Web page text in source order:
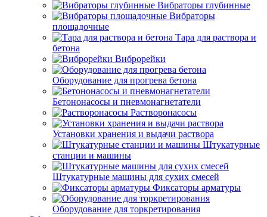
Вибраторы глубинные
Вибраторы
площадочные
Тара для раствора и
бетона
Виброрейки
Оборудование для прогрева бетона
Бетононасосы и пневмонагнетатели
Растворонасосы
Установки хранения и выдачи раствора
Штукатурные
станции и машины
Штукатурные машины для сухих смесей
Фиксаторы арматуры
Оборудование для торкретирования